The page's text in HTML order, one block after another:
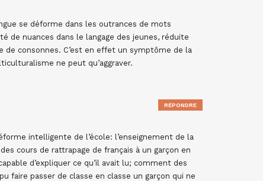
se déforme dans les outrances de mots
de nuances dans le langage des jeunes, réduite
de consonnes. C’est en effet un symptôme de la
ne peut qu’aggraver.
intelligente de l’école: l’enseignement de la
cours de rattrapage de français à un garçon en
d’expliquer ce qu’il avait lu; comment des
faire passer de classe en classe un garçon qui ne
RÉPONDRE